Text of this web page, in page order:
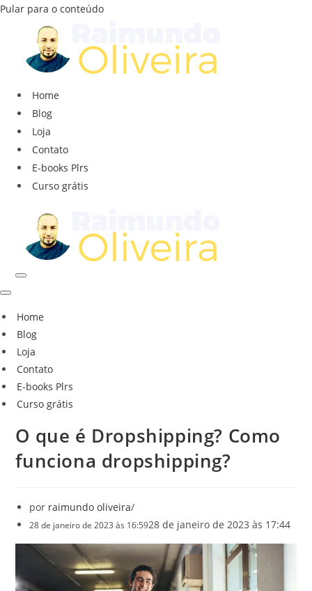
Pular para o conteúdo
Home
Blog
Loja
Contato
E-books Plrs
Curso grátis
navegação
de
navegação
Home
Blog
Loja
Contato
E-books Plrs
Curso grátis
O que é Dropshipping? Como
funciona dropshipping?
por raimundo oliveira
28 de janeiro de 2023 às 16:5928 de janeiro de 2023 às 17:44